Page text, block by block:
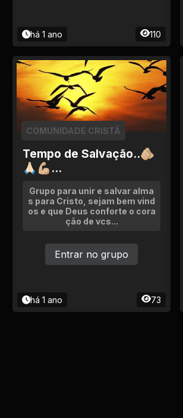
há 1 ano 110
Tempo de Salvação..🫵🏼
🙏🏻💪🏼...
COMUNIDADE CRISTÃ
Grupo para unir e salvar alma
s para Cristo, sejam bem vind
os e que Deus conforte o cora
ção de vcs...
há 1 ano 73
Entrar no grupo